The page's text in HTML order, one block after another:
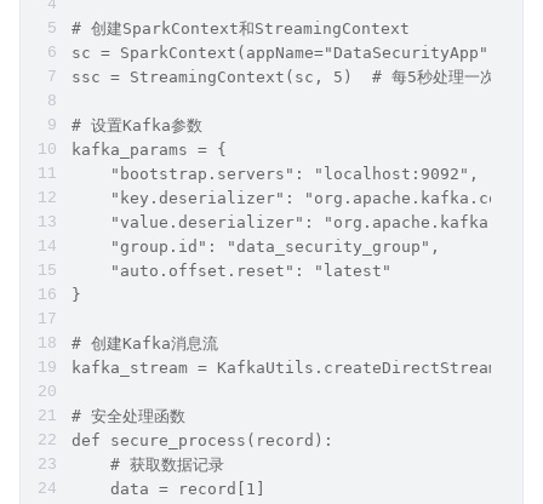
# 创建SparkContext和StreamingContext
sc = SparkContext(appName="DataSecurityApp")
ssc = StreamingContext(sc, 5)  # 每5秒处理一次数据
# 设置Kafka参数
kafka_params = {
    "bootstrap.servers": "localhost:9092",
"key.deserializer":
"value.deserializer":
    "group.id": "data_security_group",
    "auto.offset.reset": "latest"
}
# 创建Kafka消息流
kafka_stream =
# 安全处理函数
def secure_process(record):
    # 获取数据记录
    data = record[1]